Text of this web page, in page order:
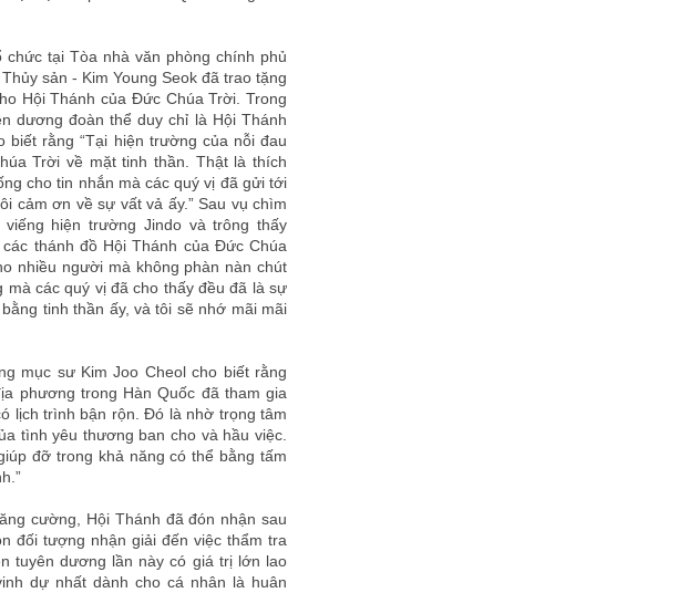
tại Tòa nhà văn phòng chính phủ
sản - Kim Young Seok đã trao tặng
Hội Thánh của Đức Chúa Trời. Trong
dương đoàn thể duy chỉ là Hội Thánh
rằng “Tại hiện trường của nỗi đau
Trời về mặt tinh thần. Thật là thích
cho tin nhắn mà các quý vị đã gửi tới
cảm ơn về sự vất vả ấy.” Sau vụ chìm
hiện trường Jindo và trông thấy
thánh đồ Hội Thánh của Đức Chúa
nhiều người mà không phàn nàn chút
các quý vị đã cho thấy đều đã là sự
tinh thần ấy, và tôi sẽ nhớ mãi mãi
mục sư Kim Joo Cheol cho biết rằng
phương trong Hàn Quốc đã tham gia
lịch trình bận rộn. Đó là nhờ trọng tâm
tình yêu thương ban cho và hầu việc.
đỡ trong khả năng có thể bằng tấm
cường, Hội Thánh đã đón nhận sau
đối tượng nhận giải đến việc thẩm tra
tuyên dương lần này có giá trị lớn lao
dự nhất dành cho cá nhân là huân